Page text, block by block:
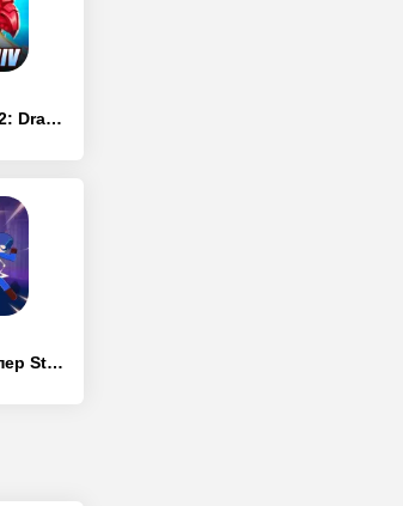
Pocket Knights2: Dragon Impact
Бой героев Супер Stickman